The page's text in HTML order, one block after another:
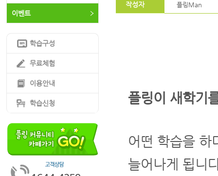
이벤트
학습구성
무료체험
이용안내
학습신청
작성자 플링Man
플링이 새학기
어떤 학습을
늘어나게 됩니